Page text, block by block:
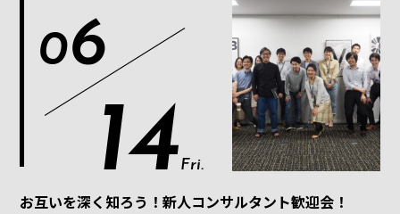
06
14Fri.
お互いを深く知ろう！新人コンサルタント歓迎会！